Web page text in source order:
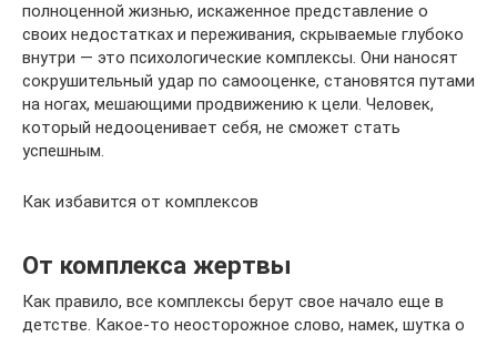
полноценной жизнью, искаженное представление о
своих недостатках и переживания, скрываемые глубоко
внутри — это психологические комплексы. Они наносят
сокрушительный удар по самооценке, становятся путами
на ногах, мешающими продвижению к цели. Человек,
который недооценивает себя, не сможет стать
успешным.
Как избавится от комплексов
От комплекса жертвы
Как правило, все комплексы берут свое начало еще в
детстве. Какое-то неосторожное слово, намек, шутка о